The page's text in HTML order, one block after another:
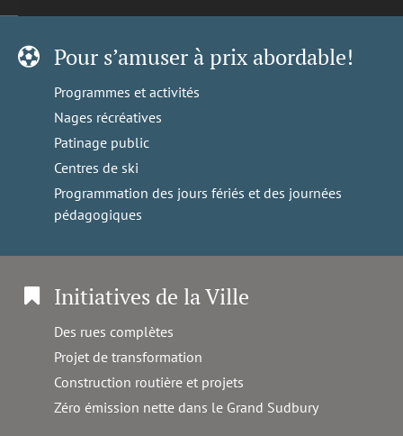
Pour s’amuser à prix abordable!
Programmes et activités
Nages récréatives
Patinage public
Centres de ski
Programmation des jours fériés et des journées
pédagogiques
Initiatives de la Ville
Des rues complètes
Projet de transformation
Construction routière et projets
Zéro émission nette dans le Grand Sudbury